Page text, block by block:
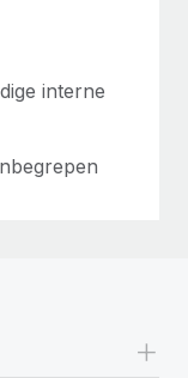
interne
+